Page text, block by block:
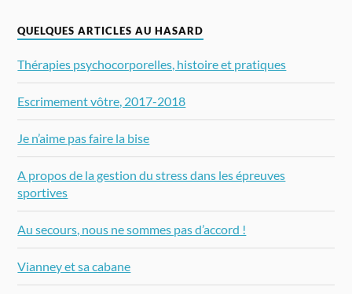
QUELQUES ARTICLES AU HASARD
Thérapies psychocorporelles, histoire et pratiques
Escrimement vôtre, 2017-2018
Je n’aime pas faire la bise
A propos de la gestion du stress dans les épreuves
sportives
Au secours, nous ne sommes pas d’accord !
Vianney et sa cabane